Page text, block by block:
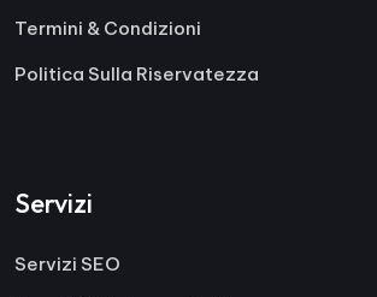
Termini & Condizioni
Politica Sulla Riservatezza
Servizi
Servizi SEO